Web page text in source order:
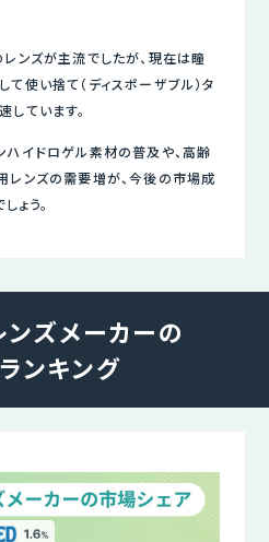
ンズが主流でしたが、現在は瞳
使い捨て（ディスポーザブル）タ
ています。
イドロゲル素材の普及や、高齢
レンズの需要増が、今後の市場成
ょう。
ンズメーカーの
ンキング